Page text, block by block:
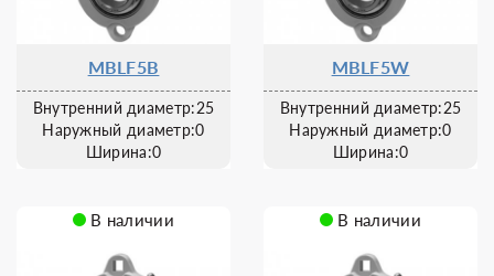
MBLF5B
Внутренний диаметр:25
Наружный диаметр:0
Ширина:0
MBLF5W
Внутренний диаметр:25
Наружный диаметр:0
Ширина:0
В наличии В наличии